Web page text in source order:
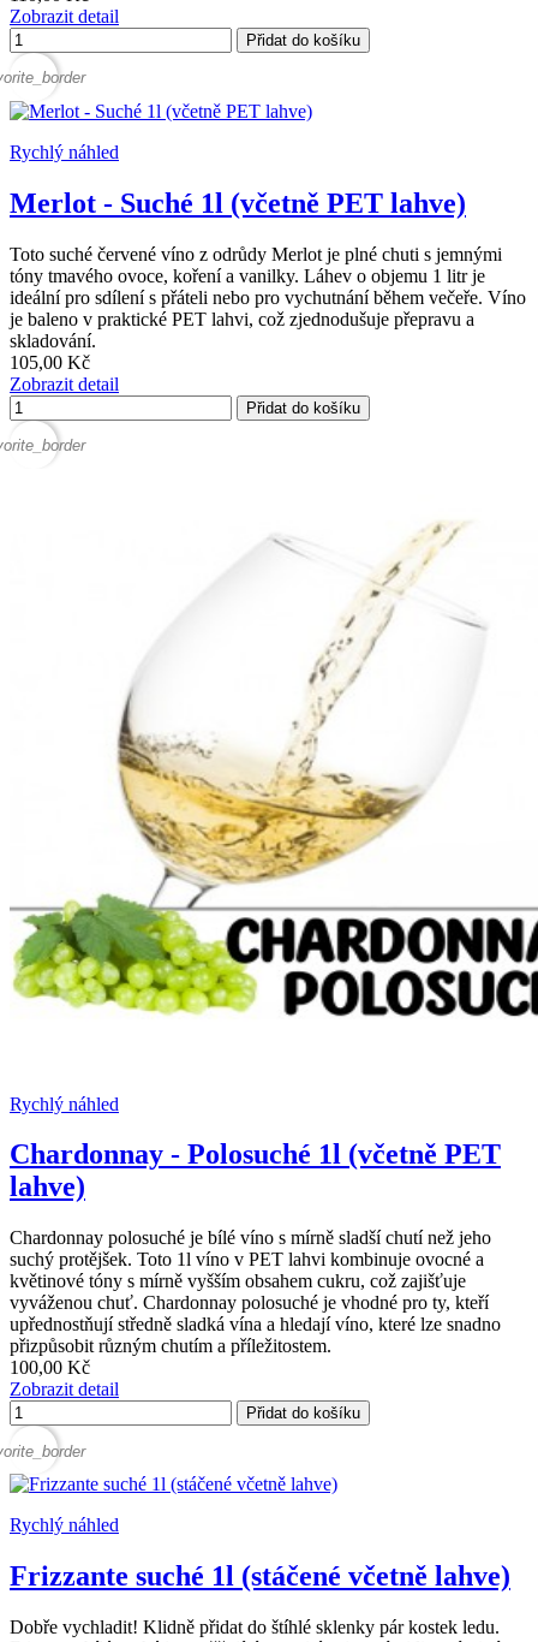
Zobrazit detail
Přidat do košíku
Rychlý náhled
Merlot - Suché 1l (včetně PET lahve)
Toto suché červené víno z odrůdy Merlot je plné chuti s jemnými
tóny tmavého ovoce, koření a vanilky. Láhev o objemu 1 litr je
ideální pro sdílení s přáteli nebo pro vychutnání během večeře. Víno
je baleno v praktické PET lahvi, což zjednodušuje přepravu a
skladování.
105,00 Kč
Zobrazit detail
Přidat do košíku
Rychlý náhled
Chardonnay - Polosuché 1l (včetně PET
lahve)
Chardonnay polosuché je bílé víno s mírně sladší chutí než jeho
suchý protějšek. Toto 1l víno v PET lahvi kombinuje ovocné a
květinové tóny s mírně vyšším obsahem cukru, což zajišťuje
vyváženou chuť. Chardonnay polosuché je vhodné pro ty, kteří
upřednostňují středně sladká vína a hledají víno, které lze snadno
přizpůsobit různým chutím a příležitostem.
100,00 Kč
Zobrazit detail
Přidat do košíku
Rychlý náhled
Frizzante suché 1l (stáčené včetně lahve)
Dobře vychladit! Klidně přidat do štíhlé sklenky pár kostek ledu.